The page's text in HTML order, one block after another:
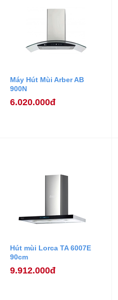
Máy Hút Mùi Arber AB
900N
6.020.000đ
Hút mùi Lorca TA 6007E
90cm
9.912.000đ